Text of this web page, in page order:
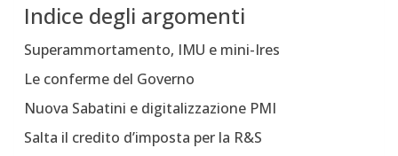
Indice degli argomenti
Superammortamento, IMU e mini-Ires
Le conferme del Governo
Nuova Sabatini e digitalizzazione PMI
Salta il credito d’imposta per la R&S